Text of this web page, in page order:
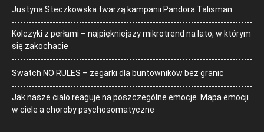
Justyna Steczkowska twarzą kampanii Pandora Talisman
Kolczyki z perłami – najpiękniejszy mikrotrend na lato, w którym
się zakochacie
Swatch NO RULES – zegarki dla buntowników bez granic
Jak nasze ciało reaguje na poszczególne emocje. Mapa emocji
w ciele a choroby psychosomatyczne